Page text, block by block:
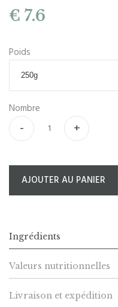
€ 7.6
Poids
Nombre
- +
AJOUTER AU PANIER
Ingrédients
Valeurs nutritionnelles
Livraison et expédition